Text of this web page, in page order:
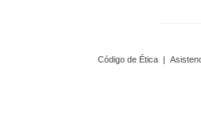
Código de Ética |